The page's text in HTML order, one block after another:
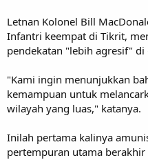
Letnan Kolonel Bill
Infantri keempat di Tikrit,
pendekatan "lebih agresif" di
"Kami ingin menunjukkan
kemampuan untuk
wilayah yang luas," katanya.
Inilah pertama kalinya
pertempuran utama berakhir